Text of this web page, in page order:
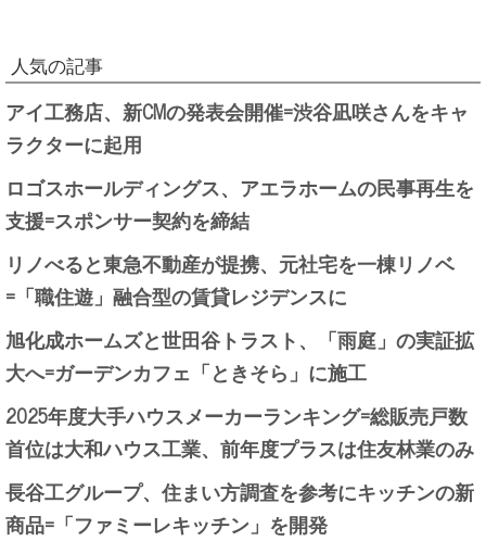
人気の記事
アイ工務店、新CMの発表会開催=渋谷凪咲さんをキャ
ラクターに起用
ロゴスホールディングス、アエラホームの民事再生を
支援=スポンサー契約を締結
リノべると東急不動産が提携、元社宅を一棟リノベ
=「職住遊」融合型の賃貸レジデンスに
旭化成ホームズと世田谷トラスト、「雨庭」の実証拡
大へ=ガーデンカフェ「ときそら」に施工
2025年度大手ハウスメーカーランキング=総販売戸数
首位は大和ハウス工業、前年度プラスは住友林業のみ
長谷工グループ、住まい方調査を参考にキッチンの新
商品=「ファミーレキッチン」を開発